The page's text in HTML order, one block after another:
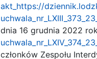
akt_ https://
dnia 16 grudnia 2022
członków Zespołu